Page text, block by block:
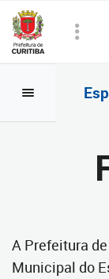
A Prefeitura
Municipal do